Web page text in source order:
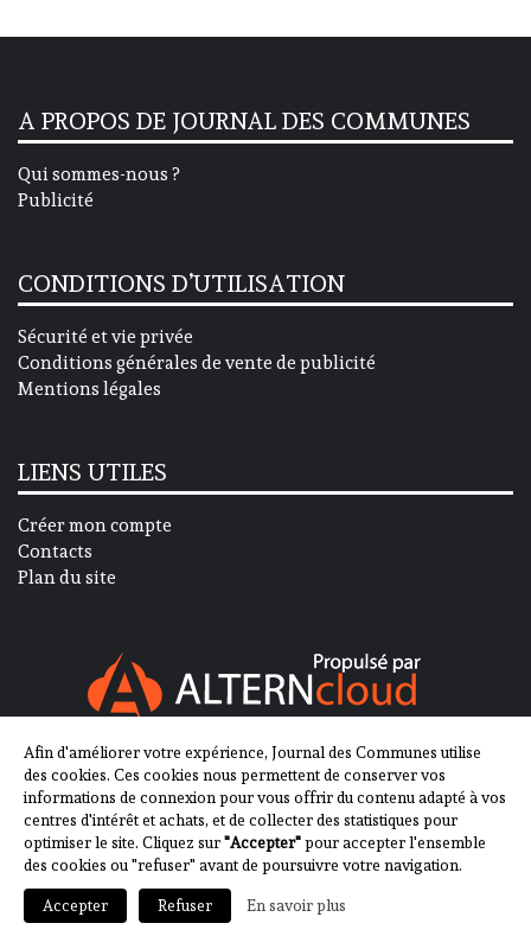
A PROPOS DE JOURNAL DES COMMUNES
Qui sommes-nous ?
Publicité
CONDITIONS D’UTILISATION
Sécurité et vie privée
Conditions générales de vente de publicité
Mentions légales
LIENS UTILES
Créer mon compte
Contacts
Plan du site
SUIVEZ-NOUS SUR
2013-2023 - Journal des Communes ©
Afin d'améliorer votre expérience, Journal des Communes utilise
des cookies. Ces cookies nous permettent de conserver vos
informations de connexion pour vous offrir du contenu adapté à vos
centres d'intérêt et achats, et de collecter des statistiques pour
optimiser le site. Cliquez sur"Accepter"pour accepter l'ensemble
des cookies ou "refuser" avant de poursuivre votre navigation.
Accepter Refuser En savoir plus